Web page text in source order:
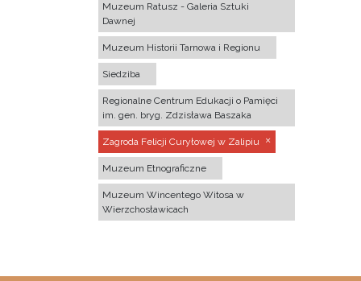
Muzeum Ratusz - Galeria Sztuki
Dawnej
Muzeum Historii Tarnowa i Regionu
Siedziba
Regionalne Centrum Edukacji o Pamięci
im. gen. bryg. Zdzisława Baszaka
Zagroda Felicji Curyłowej w Zalipiu
Muzeum Etnograficzne
Muzeum Wincentego Witosa w
Wierzchosławicach